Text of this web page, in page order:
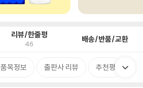
리뷰/한줄평
46 배송/반품/교환
품목정보 출판사 리뷰 추천평